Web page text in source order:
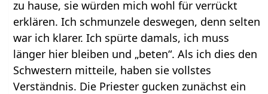
zu hause, sie würden mich wohl für verrückt
erklären. Ich schmunzele deswegen, denn selten
war ich klarer. Ich spürte damals, ich muss
länger hier bleiben und „beten“. Als ich dies den
Schwestern mitteile, haben sie vollstes
Verständnis. Die Priester gucken zunächst ein